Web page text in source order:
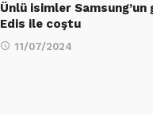
Ünlü isimler Samsung’un
Edis ile coştu
11/07/2024